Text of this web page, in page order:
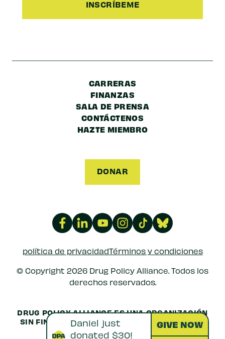
CARRERAS
FINANZAS
SALA DE PRENSA
CONTÁCTENOS
HAZTE MIEMBRO
DONAR
política de privacidadTérminos y condiciones
© Copyright 2026 Drug Policy Alliance. Todos los
derechos reservados.
DRUG POLICY ALLIANCE ES UNA ORGANIZACIÓN
SIN FINES DE LUCRO 501(C)(3) REGISTRADA EN
LOS EE.
EIN: 52-1516692